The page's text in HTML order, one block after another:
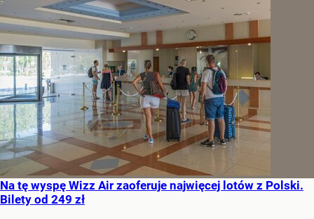
Na tę wyspę Wizz Air zaoferuje najwięcej lotów z Polski.
Bilety od 249 zł